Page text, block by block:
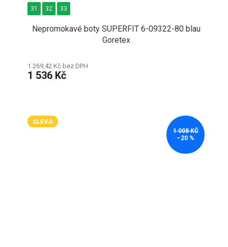
Nepromokavé boty SUPERFIT 6-09322-80 blau
Goretex
1 269,42 Kč bez DPH
1 536 Kč
31 32 33
SLEVA
1 008 KČ
–20 %